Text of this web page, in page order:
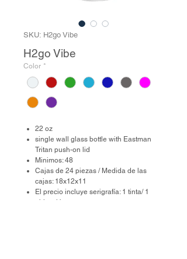
SKU: H2go Vibe
H2go Vibe
Color *
22 oz
single wall glass bottle with Eastman
Tritan push-on lid
Minimos: 48
Cajas de 24 piezas / Medida de las
cajas: 18x12x11
El precio incluye serigrafía: 1 tinta/ 1
ubicación